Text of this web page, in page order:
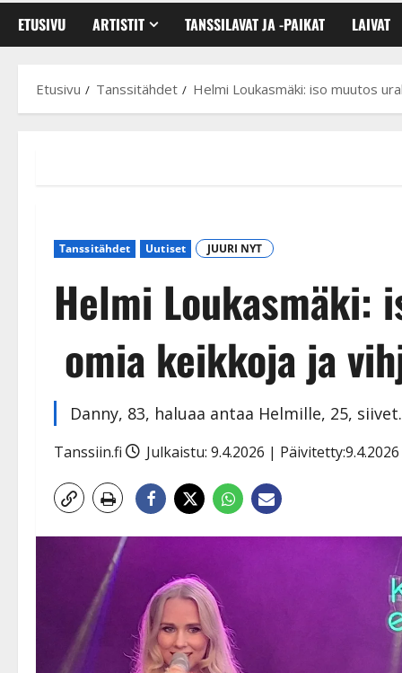
ETUSIVU ARTISTIT TANSSILAVAT JA -PAIKAT LAIVAT
Etusivu Tanssitähdet Helmi Loukasmäki: iso muutos
Tanssitähdet Uutiset JUURI NYT
Helmi Loukasmäki:
omia keikkoja ja
Danny, 83, haluaa antaa Helmille, 25, siivet.
Tanssiin.fi Julkaistu: 9.4.2026 | Päivitetty:9.4.2026